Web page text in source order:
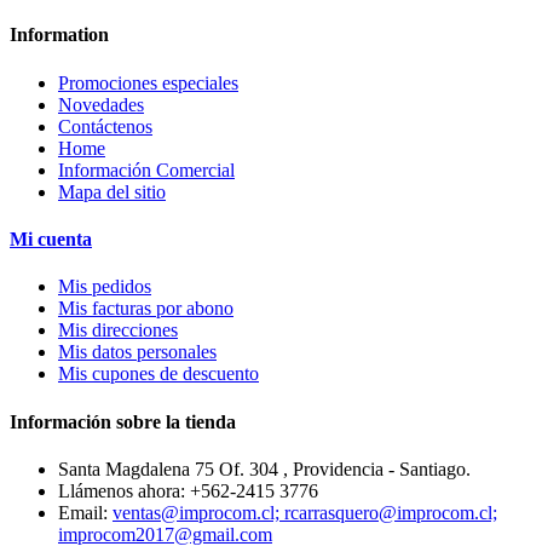
Information
Promociones especiales
Novedades
Contáctenos
Home
Información Comercial
Mapa del sitio
Mi cuenta
Mis pedidos
Mis facturas por abono
Mis direcciones
Mis datos personales
Mis cupones de descuento
Información sobre la tienda
Santa Magdalena 75 Of. 304 , Providencia - Santiago.
Llámenos ahora: +562-2415 3776
Email: ventas@improcom.cl; rcarrasquero@improcom.cl;
improcom2017@gmail.com